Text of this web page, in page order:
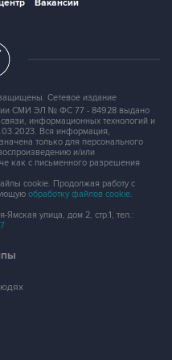
Сетевое издание
СМИ ЭЛ № ФС 77 - 84928 выдано
Вся информация,
только для персонального
и/или
как с письменного разрешения
cookie. Продолжая работу с
обработку файлов cookie.
Ямская улица, дом 2, стр.1, тел.: